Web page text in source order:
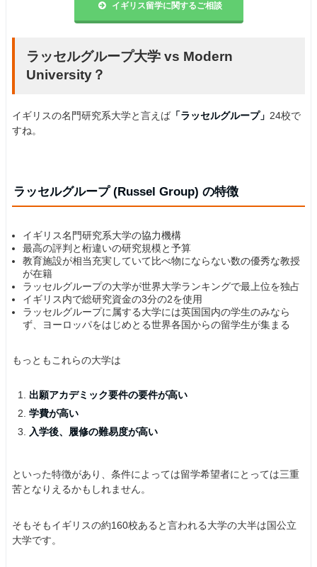
イギリス留学に関するご相談
ラッセルグループ大学 vs Modern
University？
イギリスの名門研究系大学と言えば 「ラッセルグループ」 24校で
すね。
ラッセルグループ (Russel Group) の特徴
イギリス名門研究系大学の協力機構
最高の評判と桁違いの研究規模と予算
教育施設が相当充実していて比べ物にならない数の優秀な教授
が在籍
ラッセルグループの大学が世界大学ランキングで最上位を独占
イギリス内で総研究資金の3分の2を使用
ラッセルグループに属する大学には英国国内の学生のみなら
ず、ヨーロッパをはじめとる世界各国からの留学生が集まる
もっともこれらの大学は
出願アカデミック要件の要件が高い
学費が高い
入学後、履修の難易度が高い
といった特徴があり、条件によっては留学希望者にとっては三重
苦となりえるかもしれません。
そもそもイギリスの約160校あると言われる大学の大半は国公立
大学です。